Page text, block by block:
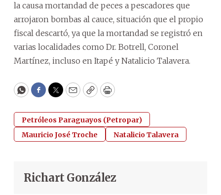
la causa mortandad de peces a pescadores que
arrojaron bombas al cauce, situación que el propio
fiscal descartó, ya que la mortandad se registró en
varias localidades como Dr. Botrell, Coronel
Martínez, incluso en Itapé y Natalicio Talavera.
WhatsApp
Facebook
Twitter
EmailCopyPrint
Petróleos Paraguayos (Petropar)
Mauricio José Troche
Natalicio Talavera
Richart González